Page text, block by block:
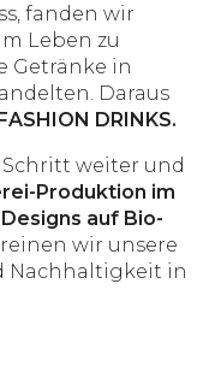
fanden wir
Leben zu
Getränke in
Daraus
DRINKS.
weiter und
Produktion im
auf Bio-
wir unsere
Nachhaltigkeit in